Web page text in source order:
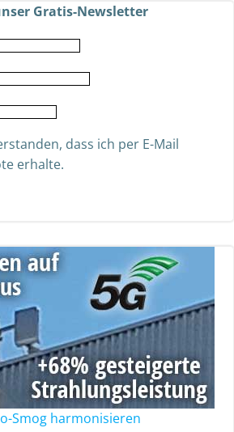
Gratis-Newsletter
dass ich per E-Mail
erhalte.
Smog harmonisieren